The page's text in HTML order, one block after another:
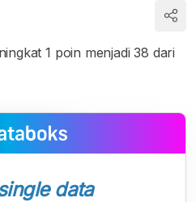
1 poin menjadi 38 dari
data